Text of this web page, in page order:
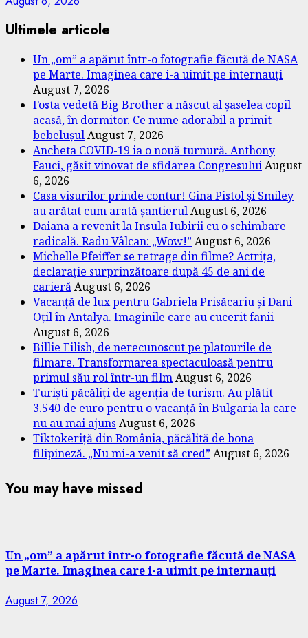
Ultimele articole
Un „om” a apărut într-o fotografie făcută de NASA
pe Marte. Imaginea care i-a uimit pe internauți
August 7, 2026
Fosta vedetă Big Brother a născut al șaselea copil
acasă, în dormitor. Ce nume adorabil a primit
bebelușulAugust 7, 2026
Ancheta COVID-19 ia o nouă turnură. Anthony
Fauci, găsit vinovat de sfidarea CongresuluiAugust
6, 2026
Casa visurilor prinde contur! Gina Pistol și Smiley
au arătat cum arată șantierulAugust 6, 2026
Daiana a revenit la Insula Iubirii cu o schimbare
radicală. Radu Vâlcan: „Wow!”August 6, 2026
Michelle Pfeiffer se retrage din filme? Actrița,
declarație surprinzătoare după 45 de ani de
carierăAugust 6, 2026
Vacanță de lux pentru Gabriela Prisăcariu și Dani
Oțil în Antalya. Imaginile care au cucerit fanii
August 6, 2026
Billie Eilish, de nerecunoscut pe platourile de
filmare. Transformarea spectaculoasă pentru
primul său rol într-un filmAugust 6, 2026
Turiști păcăliți de agenția de turism. Au plătit
3.540 de euro pentru o vacanță în Bulgaria la care
nu au mai ajuns August 6, 2026
Tiktokeriță din România, păcălită de bona
filipineză. „Nu mi-a venit să cred”August 6, 2026
You may have missed
Un „om” a apărut într-o fotografie făcută de NASA
pe Marte. Imaginea care i-a uimit pe internauți
August 7, 2026